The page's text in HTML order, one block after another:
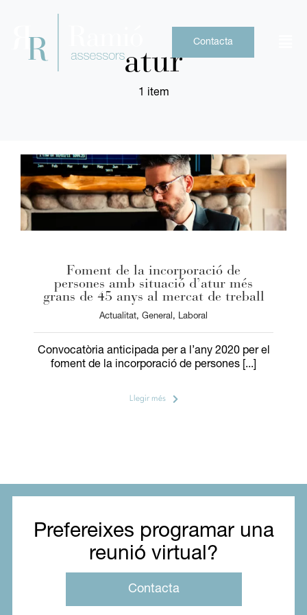
Contacta
atur
1 item
Foment de la incorporació de
persones amb situació d’atur més
grans de 45 anys al mercat de treball
Actualitat, General , Laboral
Convocatòria anticipada per a l’any 2020 per el
foment de la incorporació de persones [...]
Llegir més
Prefereixes programar una
reunió virtual?
Contacta